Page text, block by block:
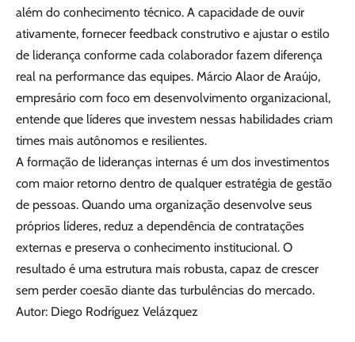
além do conhecimento técnico. A capacidade de ouvir
ativamente, fornecer feedback construtivo e ajustar o estilo
de liderança conforme cada colaborador fazem diferença
real na performance das equipes. Márcio Alaor de Araújo,
empresário com foco em desenvolvimento organizacional,
entende que líderes que investem nessas habilidades criam
times mais autônomos e resilientes.
A formação de lideranças internas é um dos investimentos
com maior retorno dentro de qualquer estratégia de gestão
de pessoas. Quando uma organização desenvolve seus
próprios líderes, reduz a dependência de contratações
externas e preserva o conhecimento institucional. O
resultado é uma estrutura mais robusta, capaz de crescer
sem perder coesão diante das turbulências do mercado.
Autor: Diego Rodríguez Velázquez